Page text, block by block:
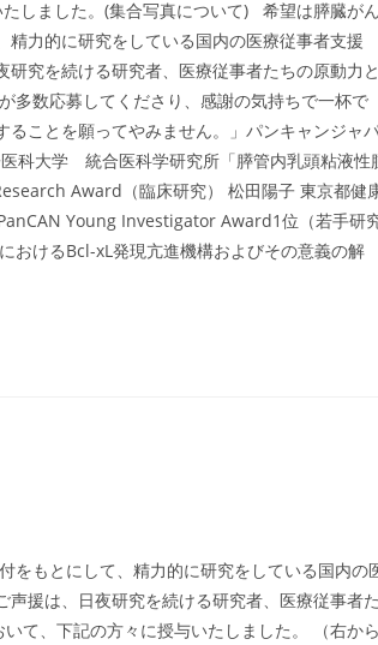
しました。(集合写真について) 希望は膵臓がん
力的に研究をしている国内の医療従事者支援
究を続ける研究者、医療従事者たちの原動力と
多数応募してくださり、感謝の気持ちで一杯で
ことを願ってやみません。」パンキャンジャ
科大学 統合医科学研究所「膵管内乳頭粘液性
Award（臨床研究） 松田陽子 東京都健
Young Investigator Award1位（若手研
けるBcl-xL発現亢進機構およびその意義の解
をもとにして、精力的に研究をしている国内の
援は、日夜研究を続ける研究者、医療従事者た
て、下記の方々に授与いたしました。 （右から